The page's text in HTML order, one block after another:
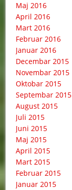
Maj 2016
April 2016
Mart 2016
Februar 2016
Januar 2016
Decembar 2015
Novembar 2015
Oktobar 2015
Septembar 2015
August 2015
Juli 2015
Juni 2015
Maj 2015
April 2015
Mart 2015
Februar 2015
Januar 2015